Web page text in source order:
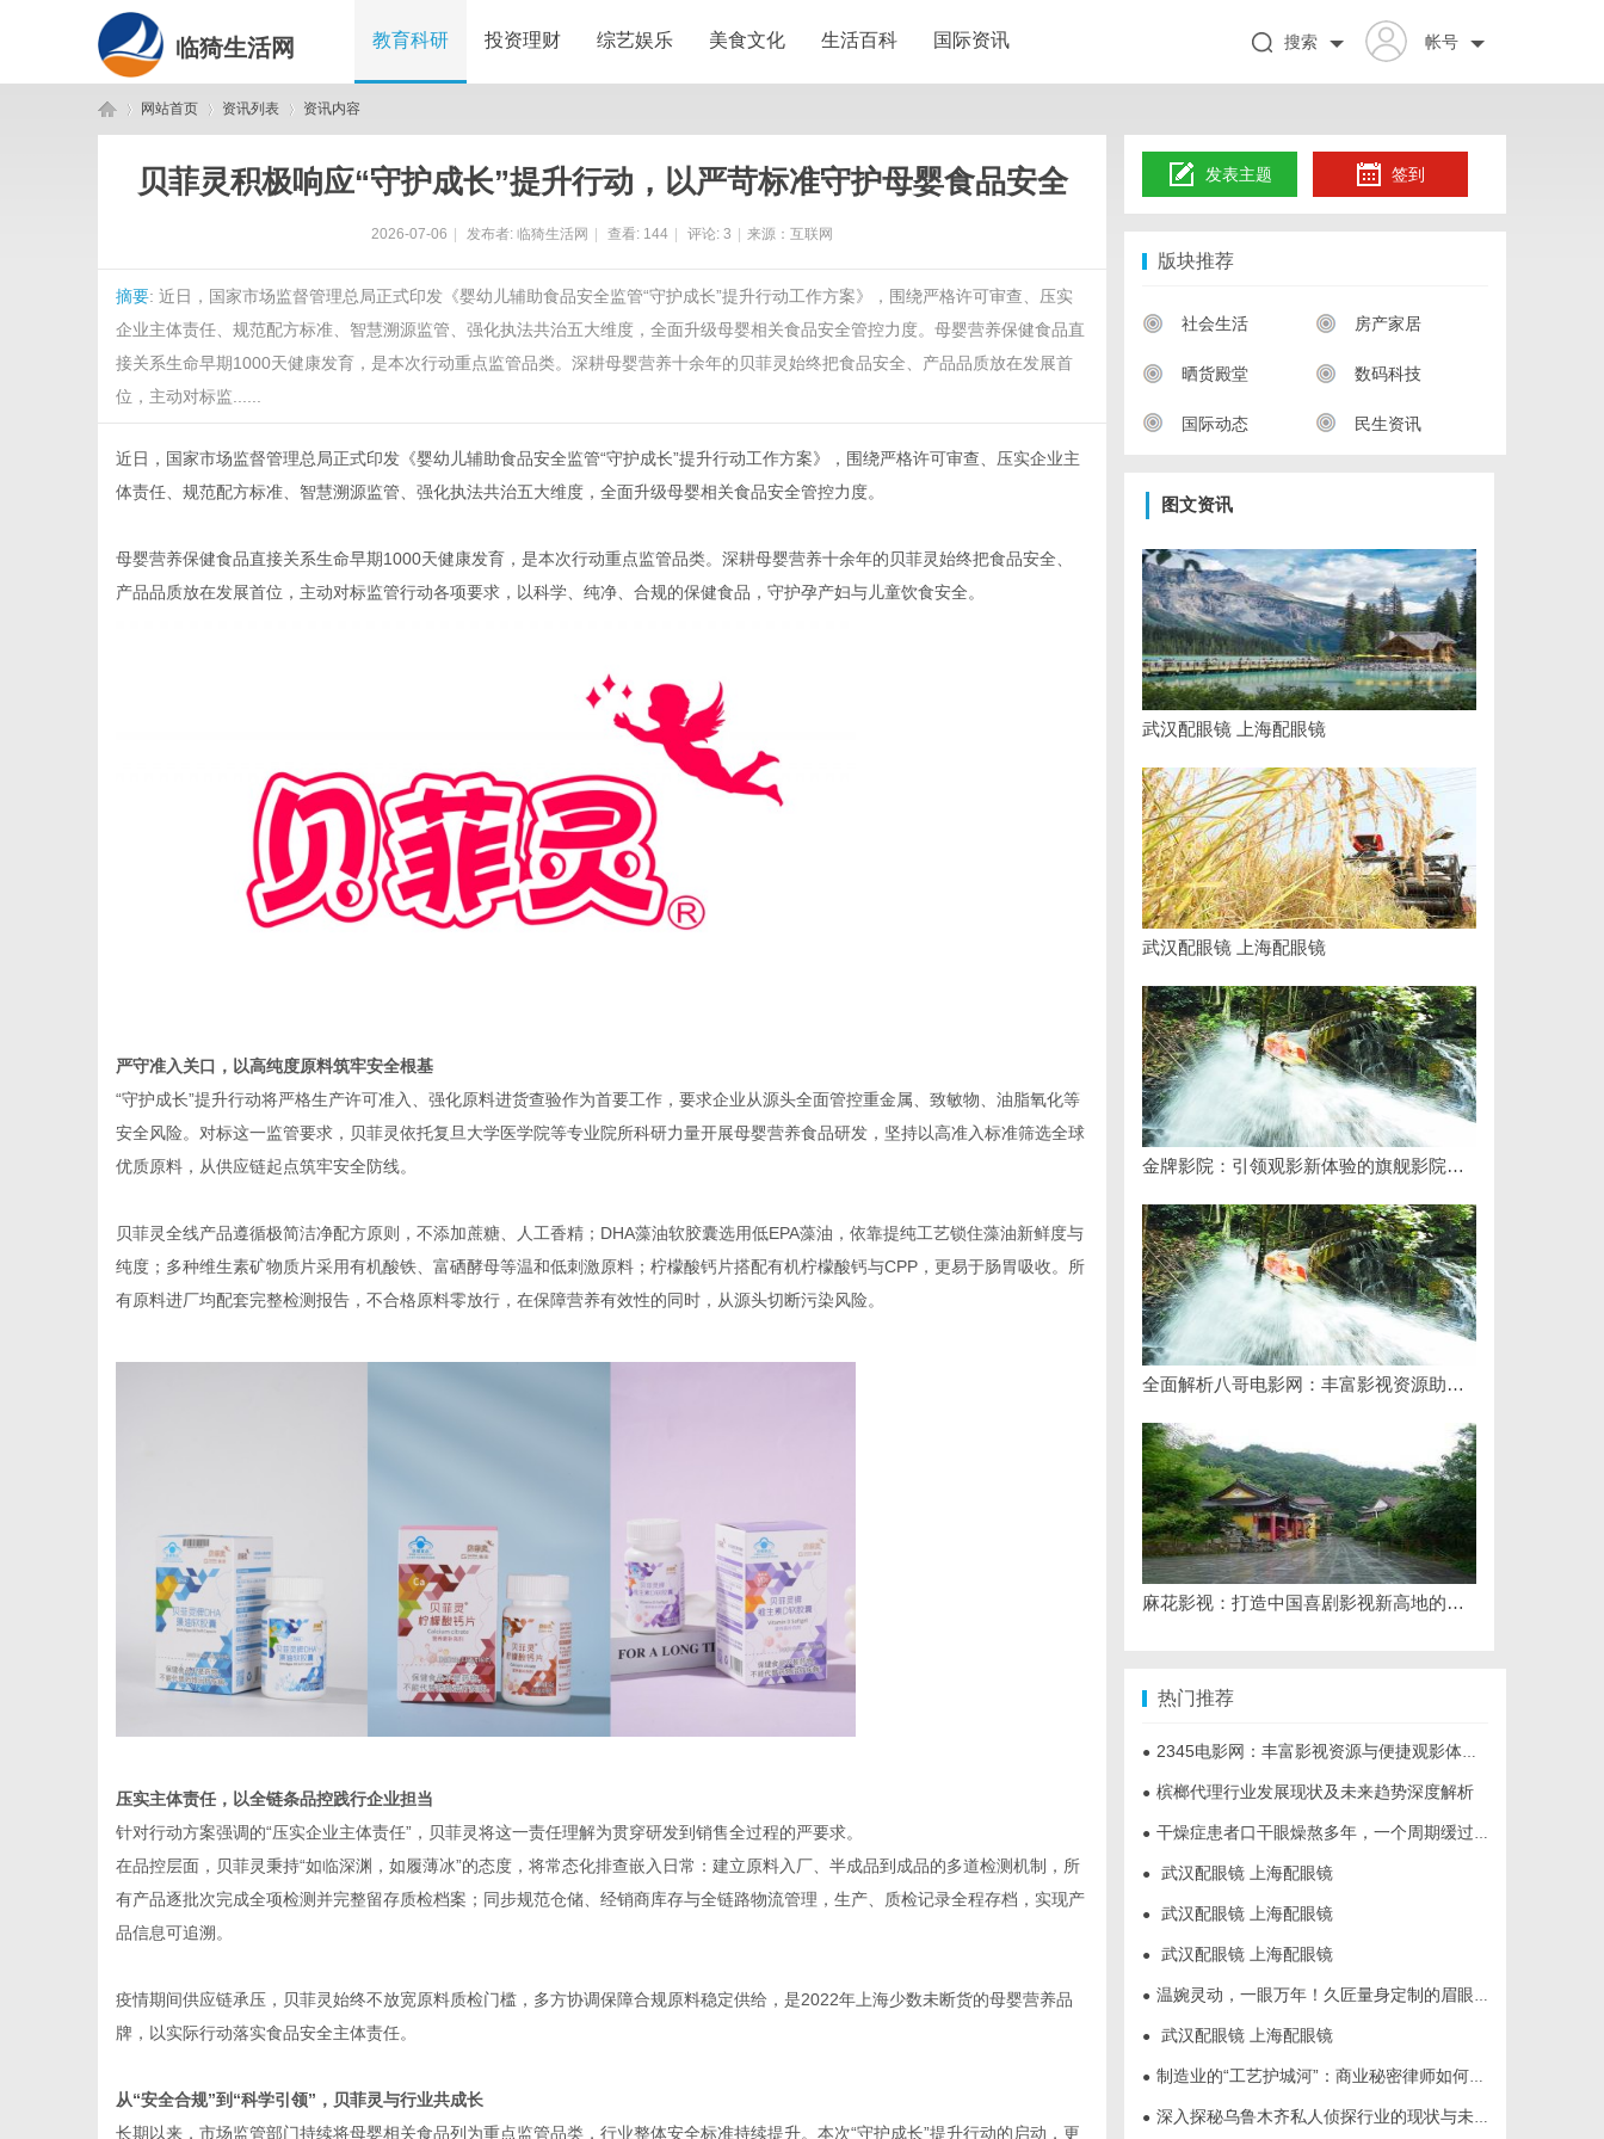
临猗生活网 教育科研 投资理财 综艺娱乐 美食文化 生活百科 国际资讯 帐号
搜索
网站首页 资讯列表 资讯内容
贝菲灵积极响应“守护成长”提升行动，以严苛标准守护母婴食品安全
2026-07-06 发布者: 临猗生活网 查看: 144 评论: 3 来源：互联网
摘要: 近日，国家市场监督管理总局正式印发《婴幼儿辅助食品安全监管“守护成长”提升行动工作方案》，围绕严格许可审查、压实
企业主体责任、规范配方标准、智慧溯源监管、强化执法共治五大维度，全面升级母婴相关食品安全管控力度。母婴营养保健食品直
接关系生命早期1000天健康发育，是本次行动重点监管品类。深耕母婴营养十余年的贝菲灵始终把食品安全、产品品质放在发展首
位，主动对标监......
近日，国家市场监督管理总局正式印发《婴幼儿辅助食品安全监管“守护成长”提升行动工作方案》，围绕严格许可审查、压实企业主
体责任、规范配方标准、智慧溯源监管、强化执法共治五大维度，全面升级母婴相关食品安全管控力度。
母婴营养保健食品直接关系生命早期1000天健康发育，是本次行动重点监管品类。深耕母婴营养十余年的贝菲灵始终把食品安全、
产品品质放在发展首位，主动对标监管行动各项要求，以科学、纯净、合规的保健食品，守护孕产妇与儿童饮食安全。
严守准入关口，以高纯度原料筑牢安全根基
“守护成长”提升行动将严格生产许可准入、强化原料进货查验作为首要工作，要求企业从源头全面管控重金属、致敏物、油脂氧化等
安全风险。对标这一监管要求，贝菲灵依托复旦大学医学院等专业院所科研力量开展母婴营养食品研发，坚持以高准入标准筛选全球
优质原料，从供应链起点筑牢安全防线。
贝菲灵全线产品遵循极简洁净配方原则，不添加蔗糖、人工香精；DHA藻油软胶囊选用低EPA藻油，依靠提纯工艺锁住藻油新鲜度与
纯度；多种维生素矿物质片采用有机酸铁、富硒酵母等温和低刺激原料；柠檬酸钙片搭配有机柠檬酸钙与CPP，更易于肠胃吸收。所
有原料进厂均配套完整检测报告，不合格原料零放行，在保障营养有效性的同时，从源头切断污染风险。
压实主体责任，以全链条品控践行企业担当
针对行动方案强调的“压实企业主体责任”，贝菲灵将这一责任理解为贯穿研发到销售全过程的严要求。
在品控层面，贝菲灵秉持“如临深渊，如履薄冰”的态度，将常态化排查嵌入日常：建立原料入厂、半成品到成品的多道检测机制，所
有产品逐批次完成全项检测并完整留存质检档案；同步规范仓储、经销商库存与全链路物流管理，生产、质检记录全程存档，实现产
品信息可追溯。
疫情期间供应链承压，贝菲灵始终不放宽原料质检门槛，多方协调保障合规原料稳定供给，是2022年上海少数未断货的母婴营养品
牌，以实际行动落实食品安全主体责任。
从“安全合规”到“科学引领”，贝菲灵与行业共成长
长期以来，市场监管部门持续将母婴相关食品列为重点监管品类，行业整体安全标准持续提升。本次“守护成长”提升行动的启动，更
发表主题 签到
版块推荐
社会生活 房产家居
晒货殿堂 数码科技
国际动态 民生资讯
图文资讯
武汉配眼镜 上海配眼镜
武汉配眼镜 上海配眼镜
金牌影院：引领观影新体验的旗舰影院品牌
全面解析八哥电影网：丰富影视资源助力观影体验升级
麻花影视：打造中国喜剧影视新高地的创新典范
热门推荐
● 2345电影网：丰富影视资源与便捷观影体验的最佳选择
● 槟榔代理行业发展现状及未来趋势深度解析
● 干燥症患者口干眼燥熬多年，一个周期缓过来？老中医：一张辨证方对症，身体找回津液
● 武汉配眼镜 上海配眼镜
● 武汉配眼镜 上海配眼镜
● 武汉配眼镜 上海配眼镜
● 温婉灵动，一眼万年！久匠量身定制的眉眼唇，才是你整张脸的点睛之笔！淡颜系女生的气质加分项
● 武汉配眼镜 上海配眼镜
● 制造业的“工艺护城河”：商业秘密律师如何守住车间里的“Know-how”
● 深入探秘乌鲁木齐私人侦探行业的现状与未来发展趋势